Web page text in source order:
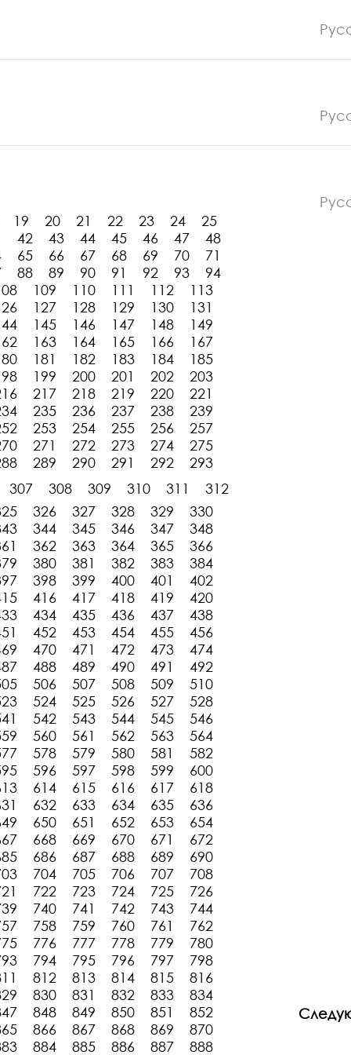
19 20 21 22 23 24
25
42 43 44 45 46 47
48
65 66 67 68 69 70
71
88 89 90 91 92 93
94
109 110 111 112
113
127 128 129 130
131
145 146 147 148
149
163 164 165 166
167
181 182 183 184
185
199 200 201 202
203
217 218 219 220
221
235 236 237 238
239
253 254 255 256
257
271 272 273 274
275
289 290 291 292
293
307 308 309 310 311
312
326 327 328 329
330
344 345 346 347
348
362 363 364 365
366
380 381 382 383
384
398 399 400 401
402
416 417 418 419
420
434 435 436 437
438
452 453 454 455
456
470 471 472 473
474
488 489 490 491
492
506 507 508 509
510
524 525 526 527
528
542 543 544 545
546
560 561 562 563
564
578 579 580 581
582
596 597 598 599
600
614 615 616 617
618
632 633 634 635
636
650 651 652 653
654
668 669 670 671
672
686 687 688 689
690
704 705 706 707
708
722 723 724 725
726
740 741 742 743
744
758 759 760 761
762
776 777 778 779
780
794 795 796 797
798
812 813 814 815
816
830 831 832 833
834
848 849 850 851
852
866 867 868 869
870
884 885 886 887 888